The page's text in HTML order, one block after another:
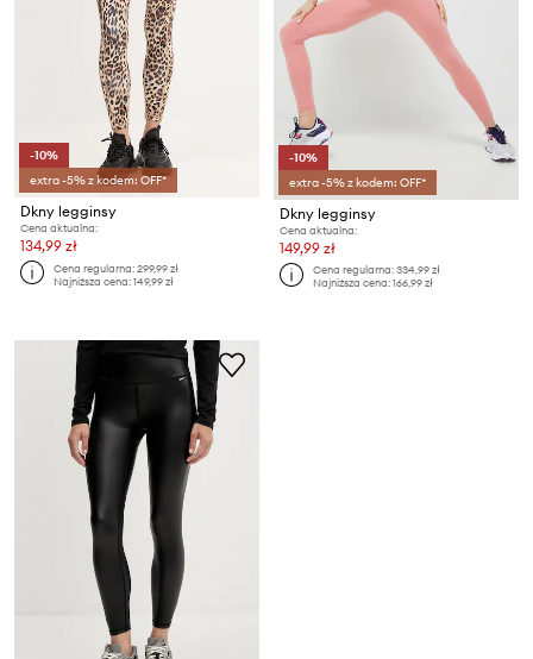
-10%
extra -5% z kodem: OFF*
Dkny legginsy
Cena aktualna:
134,99 zł
Cena regularna:299,99 zł
Najniższa cena:149,99 zł
-10%
extra -5% z kodem: OFF*
Dkny legginsy
Cena aktualna:
149,99 zł
Cena regularna:334,99 zł
Najniższa cena:166,99 zł